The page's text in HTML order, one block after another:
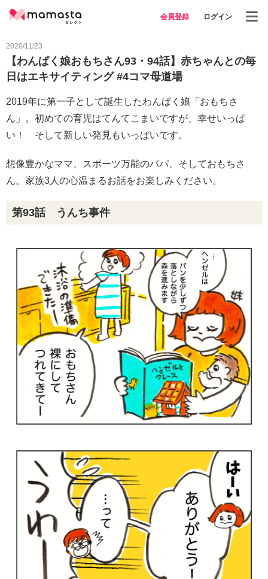
会員登録 ログイン
2020/11/23
【わんぱく娘おもちさん93・94話】赤ちゃんとの毎
日はエキサイティング #4コマ母道場
2019年に第一子として誕生したわんぱく娘「おもちさ
ん」。初めての育児はてんてこまいですが、幸せいっぱ
い！ そして新しい発見もいっぱいです。
想像豊かなママ、スポーツ万能のパパ、そしておもちさ
ん。家族3人の心温まるお話をお楽しみください。
第93話 うんち事件